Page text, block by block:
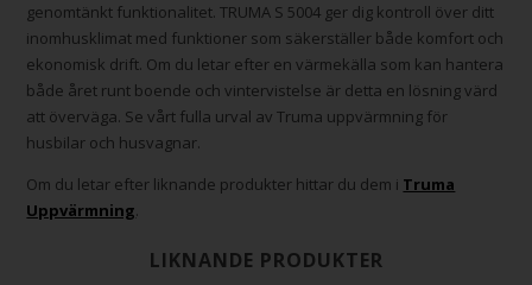
genomtänkt funktionalitet. TRUMA S 5004 ger dig kontroll över ditt
inomhusklimat med funktioner som säkerställer både komfort och
ekonomisk drift. Om du letar efter en värmekälla som kan hantera
både året runt boende och vintervistelse är detta en lösning värd
att överväga. Se vårt fulla urval av Truma uppvärmning för
husbilar och husvagnar.
Om du letar efter liknande produkter hittar du dem i Truma
Uppvärmning.
LIKNANDE PRODUKTER